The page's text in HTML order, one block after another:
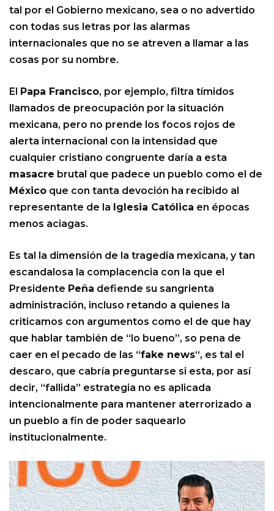
tal por el Gobierno mexicano, sea o no advertido
con todas sus letras por las alarmas
internacionales que no se atreven a llamar a las
cosas por su nombre.
El Papa Francisco, por ejemplo, filtra tímidos
llamados de preocupación por la situación
mexicana, pero no prende los focos rojos de
alerta internacional con la intensidad que
cualquier cristiano congruente daría a esta
masacre brutal que padece un pueblo como el de
México que con tanta devoción ha recibido al
representante de la Iglesia Católica en épocas
menos aciagas.
Es tal la dimensión de la tragedia mexicana, y tan
escandalosa la complacencia con la que el
Presidente Peña defiende su sangrienta
administración, incluso retando a quienes la
criticamos con argumentos como el de que hay
que hablar también de “lo bueno”, so pena de
caer en el pecado de las “fake news“, es tal el
descaro, que cabría preguntarse si esta, por así
decir, “fallida” estrategia no es aplicada
intencionalmente para mantener aterrorizado a
un pueblo a fin de poder saquearlo
institucionalmente.